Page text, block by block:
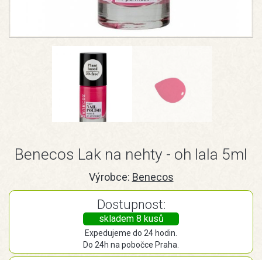
Benecos Lak na nehty - oh lala 5ml
Výrobce: Benecos
Dostupnost:
skladem 8 kusů
Expedujeme do 24 hodin.
Do 24h na pobočce Praha.